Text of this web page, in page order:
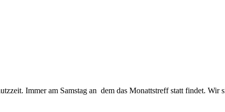
Immer am Samstag an dem das Monattstreff statt findet. Wir